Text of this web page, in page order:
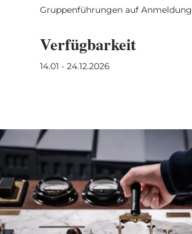
Gruppenführungen auf Anmeldung
Verfügbarkeit
14.01 - 24.12.2026